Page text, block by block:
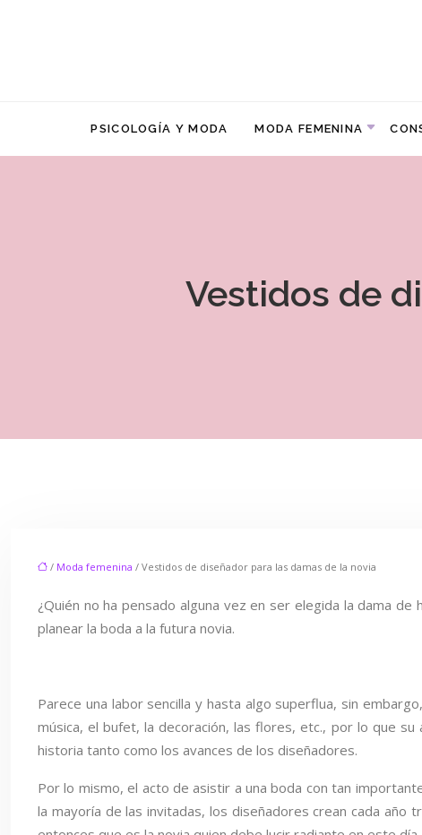
PSICOLOGÍA Y MODA MODA FEMENINA
Vestidos de
/ Moda femenina / Vestidos de diseñador para las damas de la novia
¿Quién no ha pensado alguna vez en ser elegida la dama
planear la boda a la futura novia.
Parece una labor sencilla y hasta algo superflua, sin
música, el bufet, la decoración, las flores, etc., por lo que
historia tanto como los avances de los diseñadores.
Por lo mismo, el acto de asistir a una boda con tan
la mayoría de las invitadas, los diseñadores crean cada año